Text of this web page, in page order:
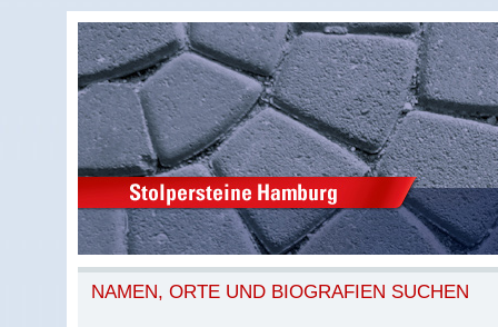
NAMEN, ORTE UND BIOGRAFIEN SUCHEN